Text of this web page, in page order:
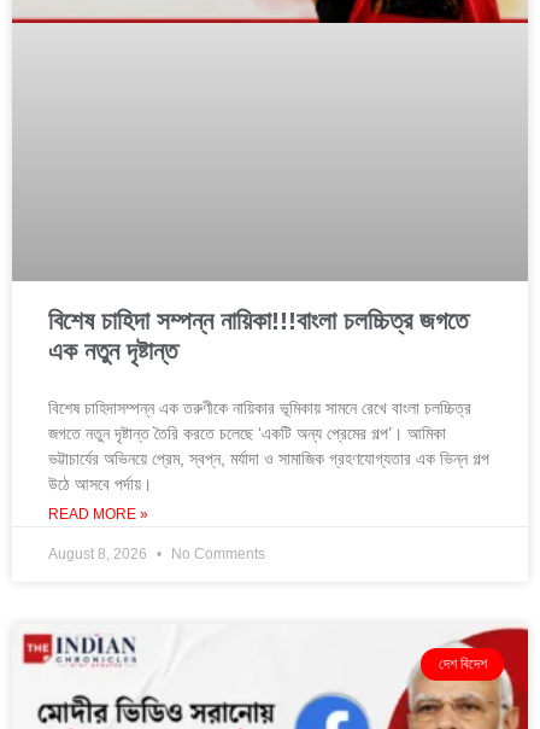
বিশেষ চাহিদা সম্পন্ন নায়িকা!!!বাংলা চলচ্চিত্র জগতে
এক নতুন দৃষ্টান্ত
বিশেষ চাহিদাসম্পন্ন এক তরুণীকে নায়িকার ভূমিকায় সামনে রেখে বাংলা চলচ্চিত্র
জগতে নতুন দৃষ্টান্ত তৈরি করতে চলেছে ‘একটি অন্য প্রেমের গল্প’। আমিকা
ভট্টাচার্যের অভিনয়ে প্রেম, স্বপ্ন, মর্যাদা ও সামাজিক গ্রহণযোগ্যতার এক ভিন্ন গল্প
উঠে আসবে পর্দায়।
READ MORE »
August 8, 2026 No Comments
দেশ বিদেশ